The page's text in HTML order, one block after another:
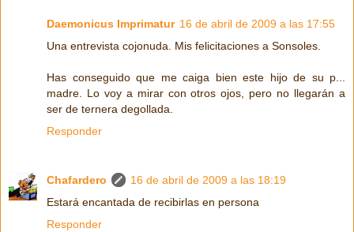
Daemonicus Imprimatur 16 de abril de 2009 a las 17:55
Una entrevista cojonuda. Mis felicitaciones a Sonsoles.
Has conseguido que me caiga bien este hijo de su p...
madre. Lo voy a mirar con otros ojos, pero no llegarán a
ser de ternera degollada.
Responder
Chafardero
16 de abril de 2009 a las 18:19
Estará encantada de recibirlas en persona
Responder